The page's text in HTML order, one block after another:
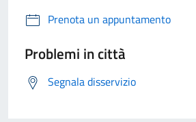
Prenota un appuntamento
Problemi in città
Segnala disservizio